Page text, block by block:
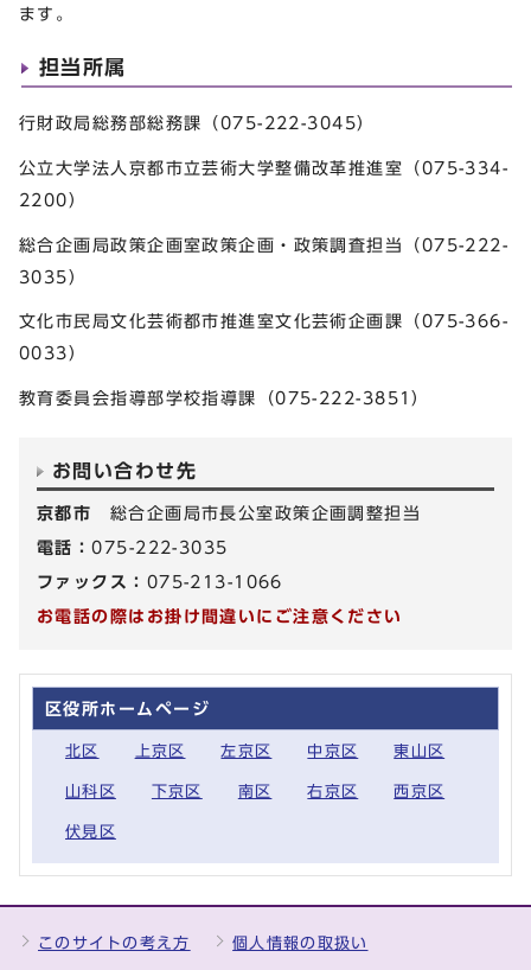
ます。
担当所属
行財政局総務部総務課（075-222-3045）
公立大学法人京都市立芸術大学整備改革推進室（075-334-
2200）
総合企画局政策企画室政策企画・政策調査担当（075-222-
3035）
文化市民局文化芸術都市推進室文化芸術企画課（075-366-
0033）
教育委員会指導部学校指導課（075-222-3851）
お問い合わせ先
京都市 総合企画局市長公室政策企画調整担当
電話：075-222-3035
ファックス： 075-213-1066
お電話の際はお掛け間違いにご注意ください
区役所ホームページ
北区 上京区 左京区 中京区 東山区
山科区 下京区 南区 右京区 西京区
伏見区
このサイトの考え方 個人情報の取扱い